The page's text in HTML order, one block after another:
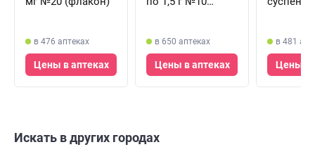
в 476 аптеках
Цены в аптеках
в 650 аптеках
Цены в аптеках
в 481
Цены в
Искать в других городах